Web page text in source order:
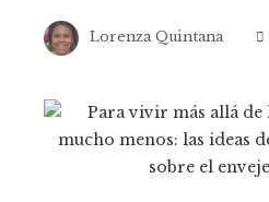
Lorenza Quintana